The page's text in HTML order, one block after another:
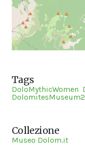
Tags
DoloMythicWomen
Collezione
Museo Dolom.it